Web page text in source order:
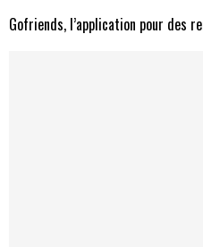
Gofriends, l’application pour des